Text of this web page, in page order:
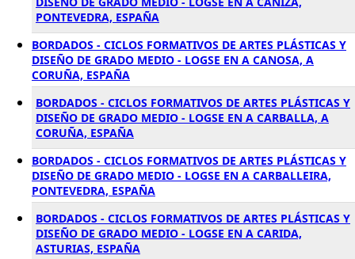
PONTEVEDRA, ESPAÑA
BORDADOS - CICLOS FORMATIVOS DE ARTES PLÁSTICAS Y
DISEÑO DE GRADO MEDIO - LOGSE EN A CANOSA, A
CORUÑA, ESPAÑA
BORDADOS - CICLOS FORMATIVOS DE ARTES PLÁSTICAS Y
DISEÑO DE GRADO MEDIO - LOGSE EN A CARBALLA, A
CORUÑA, ESPAÑA
BORDADOS - CICLOS FORMATIVOS DE ARTES PLÁSTICAS Y
DISEÑO DE GRADO MEDIO - LOGSE EN A CARBALLEIRA,
PONTEVEDRA, ESPAÑA
BORDADOS - CICLOS FORMATIVOS DE ARTES PLÁSTICAS Y
DISEÑO DE GRADO MEDIO - LOGSE EN A CARIDA,
ASTURIAS, ESPAÑA